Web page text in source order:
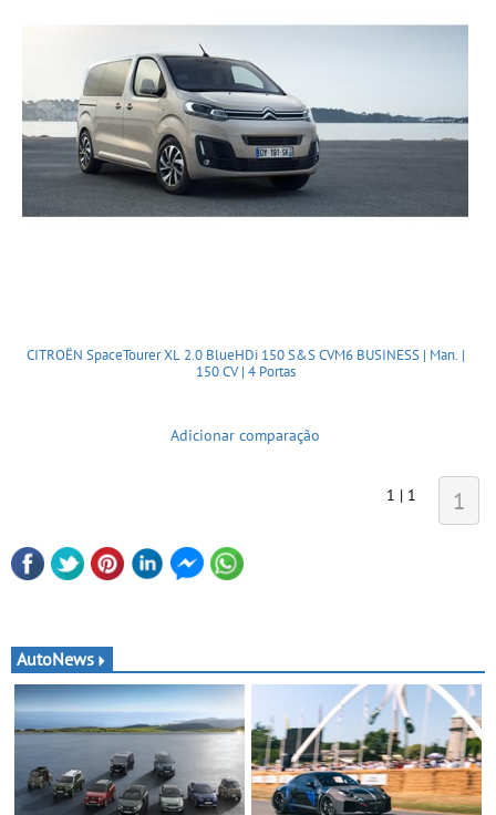
CITROËN SpaceTourer XL 2.0 BlueHDi 150 S&S CVM6 BUSINESS | Man. |
150 CV | 4 Portas
Adicionar comparação
1 | 1 1
AutoNews